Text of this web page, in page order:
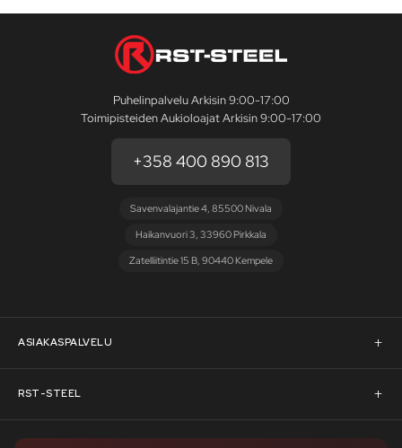
Puhelinpalvelu Arkisin 9:00-17:00
Toimipisteiden Aukioloajat Arkisin 9:00-17:00
+358 400 890 813
Savenvalajantie 4, 85500 Nivala
Haikanvuori 3, 33960 Pirkkala
Zatelliitintie 15 B, 90440 Kempele
ASIAKASPALVELU
Asiakaspalvelu
Pyydä tarjous
RST-STEEL
RST-Steelin tarina